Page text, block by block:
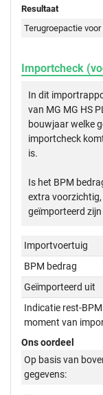
Resultaat
Terugroepactie
Importcheck
In dit
van MG MG HS
bouwjaar welke
importcheck
is.
Is het BPM
extra
geïmporteerd
Importvoertuig
BPM bedrag
Geïmporteerd uit
Indicatie rest-
moment van
Ons oordeel
Op basis van
gegevens: